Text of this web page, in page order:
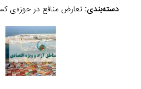
دسته‌بندی: تعارض منافع در حوزه‌ی